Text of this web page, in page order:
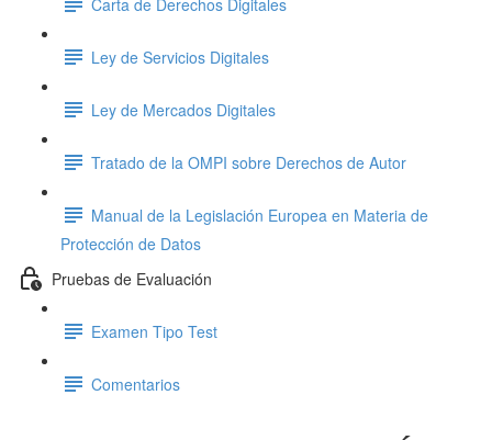
Ley de Servicios Digitales
Ley de Mercados Digitales
Tratado de la OMPI sobre Derechos de Autor
Manual de la Legislación Europea en Materia de
Protección de Datos
Pruebas de Evaluación
Examen Tipo Test
Comentarios